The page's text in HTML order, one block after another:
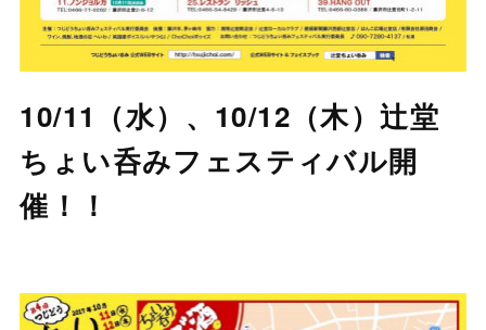
10/11（水）、10/12（木）辻堂
ちょい呑みフェスティバル開
催！！